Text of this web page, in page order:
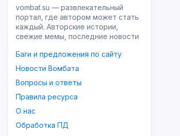
vombat.su — развлекательный
портал, где автором может стать
каждый. Авторские истории,
свежие мемы, последние новости
Баги и предложения по сайту
Новости Вомбата
Вопросы и ответы
Правила ресурса
О нас
Обработка ПД